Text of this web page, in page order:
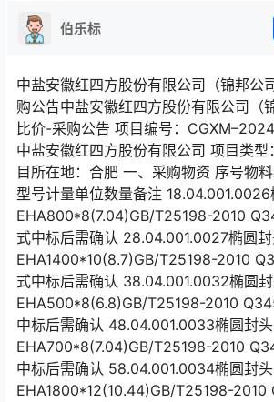
伯乐标
中盐安徽红四方股份有限公司（锦邦公
购公告中盐安徽红四方股份有限公司（
比价-采购公告 项目编号：
中盐安徽红四方股份有限公司 项目类
目所在地：合肥 一、采购物资 序号物
型号计量单位数量备注
EHA800*8(7.04)GB/T25198-2010
式中标后需确认 28.04.001.0027椭圆
EHA1400*10(8.7)GB/T25198-2010
式中标后需确认 38.04.001.0032椭圆
EHA500*8(6.8)GB/T25198-2010
中标后需确认 48.04.001.0033椭圆封头
EHA700*8(7.04)GB/T25198-2010
中标后需确认 58.04.001.0034椭圆封头
EHA1800*12(10.44)GB/T25198-2010